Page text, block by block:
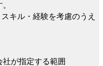
キル・経験を考慮のうえ
が指定する範囲